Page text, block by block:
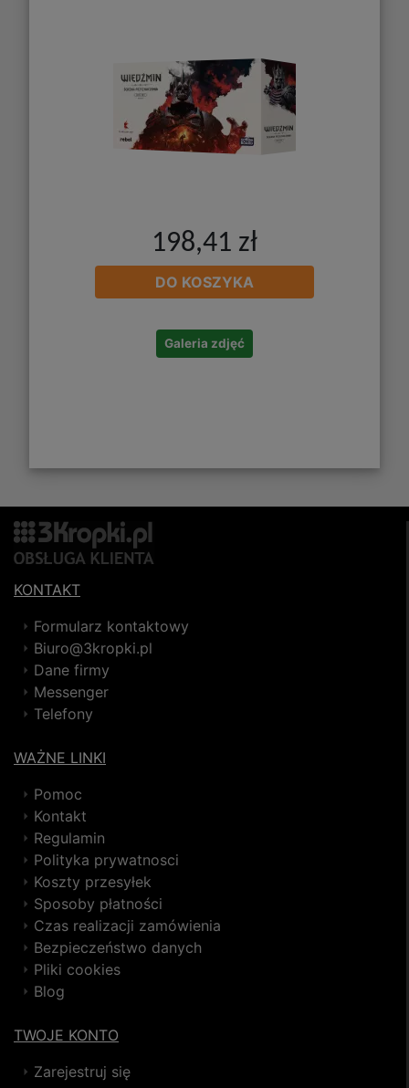
198,41 zł
DO KOSZYKA
Galeria zdjęć
KONTAKT
Formularz kontaktowy
Biuro@3kropki.pl
Dane firmy
Messenger
Telefony
WAŻNE LINKI
Pomoc
Kontakt
Regulamin
Polityka prywatnosci
Koszty przesyłek
Sposoby płatności
Czas realizacji zamówienia
Bezpieczeństwo danych
Pliki cookies
Blog
TWOJE KONTO
Zarejestruj się